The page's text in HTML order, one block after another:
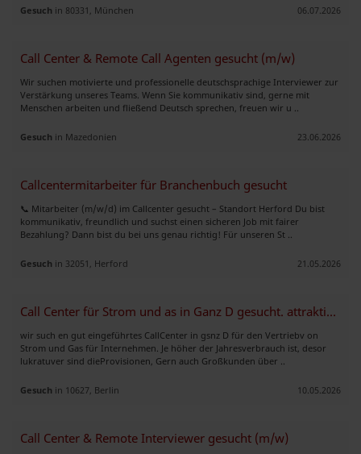
Gesuch in 80331, München 06.07.2026
Call Center & Remote Call Agenten gesucht (m/w)
Wir suchen motivierte und professionelle deutschsprachige Interviewer zur
Verstärkung unseres Teams. Wenn Sie kommunikativ sind, gerne mit
Menschen arbeiten und fließend Deutsch sprechen, freuen wir u ..
Gesuch in Mazedonien 23.06.2026
Callcentermitarbeiter für Branchenbuch gesucht
📞 Mitarbeiter (m/w/d) im Callcenter gesucht – Standort Herford Du bist
kommunikativ, freundlich und suchst einen sicheren Job mit fairer
Bezahlung? Dann bist du bei uns genau richtig! Für unseren St ..
Gesuch in 32051, Herford 21.05.2026
Call Center für Strom und as in Ganz D gesucht. attraktive Provisionen
wir such en gut eingeführtes CallCenter in gsnz D für den Vertriebv on
Strom und Gas für Internehmen. Je höher der Jahresverbrauch ist, desor
lukratuver sind dieProvisionen, Gern auch Großkunden über ..
Gesuch in 10627, Berlin 10.05.2026
Call Center & Remote Interviewer gesucht (m/w)